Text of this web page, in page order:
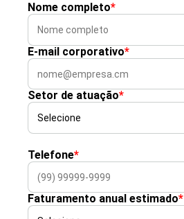
Nome completo*
E-mail corporativo*
Setor de atuação*
Telefone*
Faturamento anual estimado*